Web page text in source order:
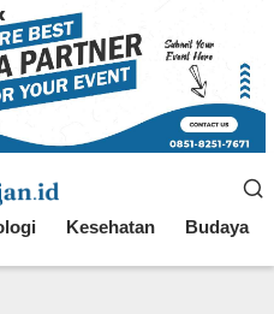
Kesehatan Budaya